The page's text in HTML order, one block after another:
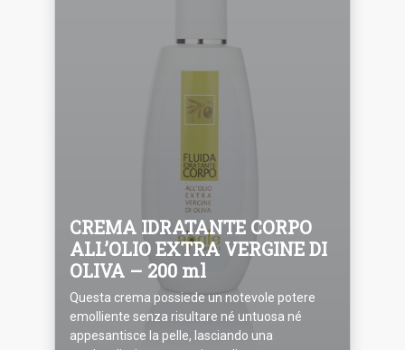
CREMA IDRATANTE CORPO
ALL’OLIO EXTRA VERGINE DI
OLIVA – 200 ml
Questa crema possiede un notevole potere
emolliente senza risultare né untuosa né
appesantisce la pelle, lasciando una